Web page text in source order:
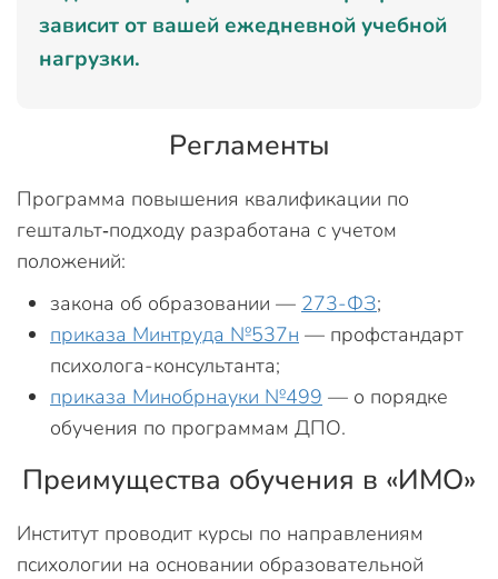
зависит от вашей ежедневной учебной
нагрузки.
Регламенты
Программа повышения квалификации по
гештальт‑подходу разработана с учетом
положений:
закона об образовании — 273-ФЗ;
приказа Минтруда №537н — профстандарт
психолога-консультанта;
приказа Минобрнауки №499 — о порядке
обучения по программам ДПО.
Преимущества обучения в «ИМО»
Институт проводит курсы по направлениям
психологии на основании образовательной